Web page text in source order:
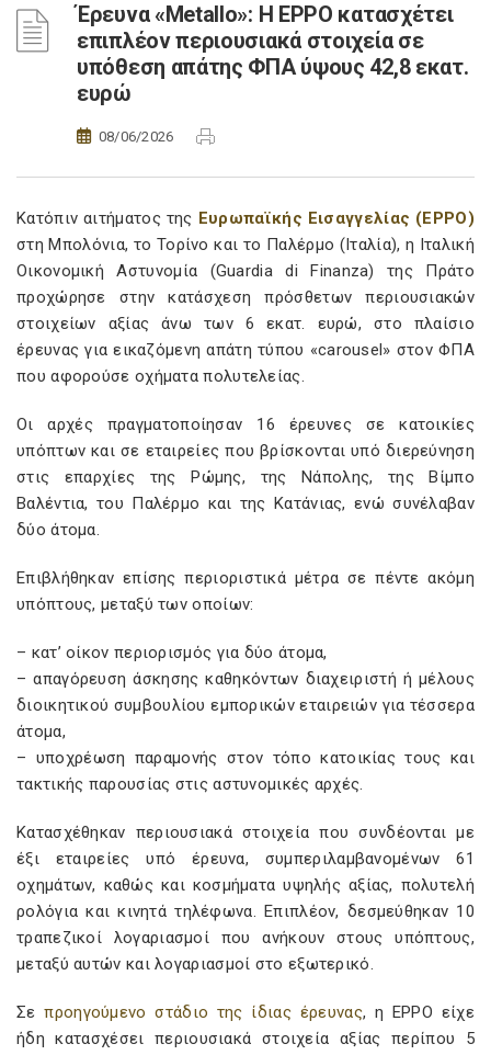
Έρευνα «Metallo»: Η EPPO κατασχέτει
επιπλέον περιουσιακά στοιχεία σε
υπόθεση απάτης ΦΠΑ ύψους 42,8 εκατ.
ευρώ
08/06/2026
Κατόπιν αιτήματος της Ευρωπαϊκής Εισαγγελίας (EPPO)
στη Μπολόνια, το Τορίνο και το Παλέρμο (Ιταλία), η Ιταλική
Οικονομική Αστυνομία (Guardia di Finanza) της Πράτο
προχώρησε στην κατάσχεση πρόσθετων περιουσιακών
στοιχείων αξίας άνω των 6 εκατ. ευρώ, στο πλαίσιο
έρευνας για εικαζόμενη απάτη τύπου «carousel» στον ΦΠΑ
που αφορούσε οχήματα πολυτελείας.
Οι αρχές πραγματοποίησαν 16 έρευνες σε κατοικίες
υπόπτων και σε εταιρείες που βρίσκονται υπό διερεύνηση
στις επαρχίες της Ρώμης, της Νάπολης, της Βίμπο
Βαλέντια, του Παλέρμο και της Κατάνιας, ενώ συνέλαβαν
δύο άτομα.
Επιβλήθηκαν επίσης περιοριστικά μέτρα σε πέντε ακόμη
υπόπτους, μεταξύ των οποίων:
– κατ’ οίκον περιορισμός για δύο άτομα,
– απαγόρευση άσκησης καθηκόντων διαχειριστή ή μέλους
διοικητικού συμβουλίου εμπορικών εταιρειών για τέσσερα
άτομα,
– υποχρέωση παραμονής στον τόπο κατοικίας τους και
τακτικής παρουσίας στις αστυνομικές αρχές.
Κατασχέθηκαν περιουσιακά στοιχεία που συνδέονται με
έξι εταιρείες υπό έρευνα, συμπεριλαμβανομένων 61
οχημάτων, καθώς και κοσμήματα υψηλής αξίας, πολυτελή
ρολόγια και κινητά τηλέφωνα. Επιπλέον, δεσμεύθηκαν 10
τραπεζικοί λογαριασμοί που ανήκουν στους υπόπτους,
μεταξύ αυτών και λογαριασμοί στο εξωτερικό.
Σεπροηγούμενο στάδιο της ίδιας έρευνας, η EPPO είχε
ήδη κατασχέσει περιουσιακά στοιχεία αξίας περίπου 5